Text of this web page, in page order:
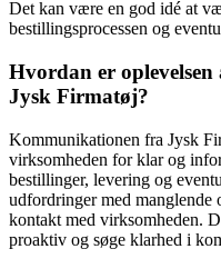
Det kan være en god idé at
bestillingsprocessen og
Hvordan er
Jysk Firmatøj?
Kommunikationen fra Jysk
virksomheden for klar og
bestillinger, levering og
udfordringer med
kontakt med virksomheden.
proaktiv og søge klarhed i